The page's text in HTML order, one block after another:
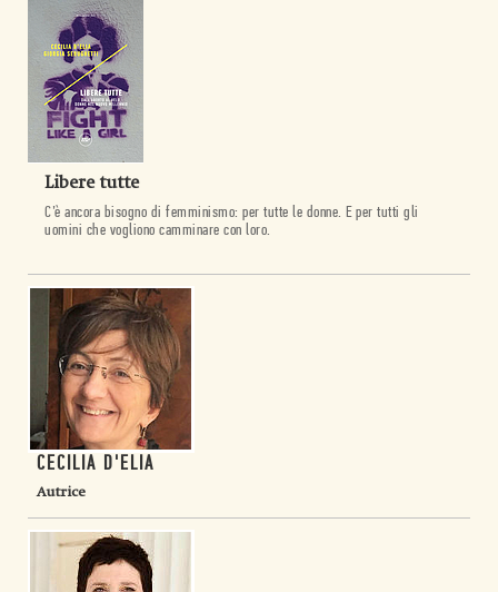
Libere tutte
C’è ancora bisogno di femminismo: per tutte le donne. E per tutti gli
uomini che vogliono camminare con loro.
CECILIA D'ELIA
Autrice